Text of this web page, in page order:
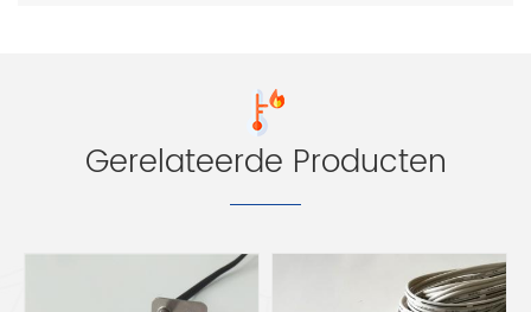
Gerelateerde Producten